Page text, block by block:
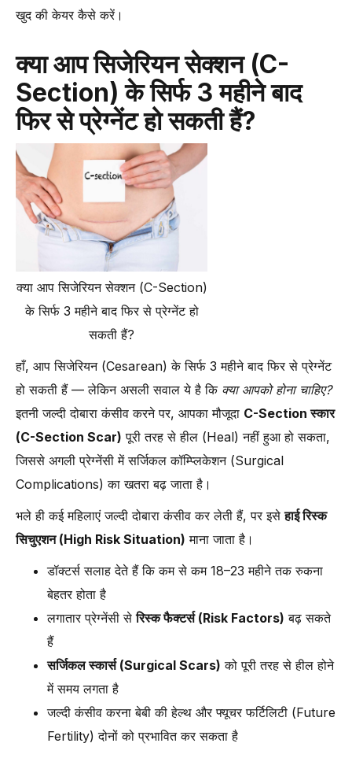
खुद की केयर कैसे करें।
क्या आप सिजेरियन सेक्शन (C-
Section) के सिर्फ 3 महीने बाद
फिर से प्रेग्नेंट हो सकती हैं?
क्या आप सिजेरियन सेक्शन (C-Section)
के सिर्फ 3 महीने बाद फिर से प्रेग्नेंट हो
सकती हैं?
हाँ, आप सिजेरियन (Cesarean) के सिर्फ 3 महीने बाद फिर से प्रेग्नेंट
हो सकती हैं — लेकिन असली सवाल ये है कि क्या आपको होना चाहिए?
इतनी जल्दी दोबारा कंसीव करने पर, आपका मौजूदा C-Section स्कार
(C-Section Scar) पूरी तरह से हील (Heal) नहीं हुआ हो सकता,
जिससे अगली प्रेग्नेंसी में सर्जिकल कॉम्प्लिकेशन (Surgical
Complications) का खतरा बढ़ जाता है।
भले ही कई महिलाएं जल्दी दोबारा कंसीव कर लेती हैं, पर इसेहाई रिस्क
सिचुएशन (High Risk Situation) माना जाता है।
डॉक्टर्स सलाह देते हैं कि कम से कम 18–23 महीने तक रुकना
बेहतर होता है
लगातार प्रेग्नेंसी सेरिस्क फैक्टर्स (Risk Factors) बढ़ सकते
हैं
सर्जिकल स्कार्स (Surgical Scars) को पूरी तरह से हील होने
में समय लगता है
जल्दी कंसीव करना बेबी की हेल्थ और फ्यूचर फर्टिलिटी (Future
Fertility) दोनों को प्रभावित कर सकता है